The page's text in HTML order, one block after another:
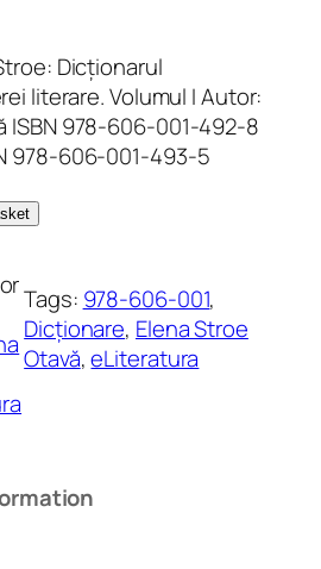
Dicționarul
literare. Volumul I Autor:
ISBN 978-606-001-492-8
978-606-001-493-5
Tags: 978-606-001
Dicționare, Elena Stroe
Otavă, eLiteratura